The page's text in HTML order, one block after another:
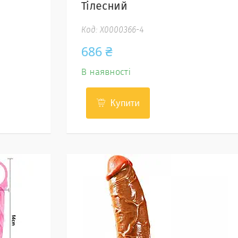
Тілесний
X0000366-4
686 ₴
В наявності
Купити